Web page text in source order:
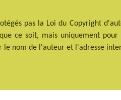
pas la Loi du Copyright
ce soit, mais uniquement
nom de l'auteur et l'adresse